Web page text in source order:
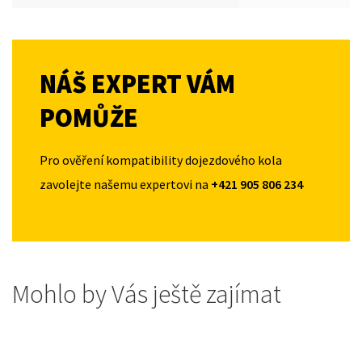
NÁŠ EXPERT VÁM
POMŮŽE
Pro ověření kompatibility dojezdového kola
zavolejte našemu expertovi na +421 905 806 234
Mohlo by Vás ještě zajímat